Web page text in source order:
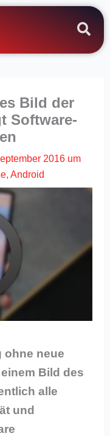
Bild der
Software-
2016 um
, Android
ohne neue
Bild des
alle
und